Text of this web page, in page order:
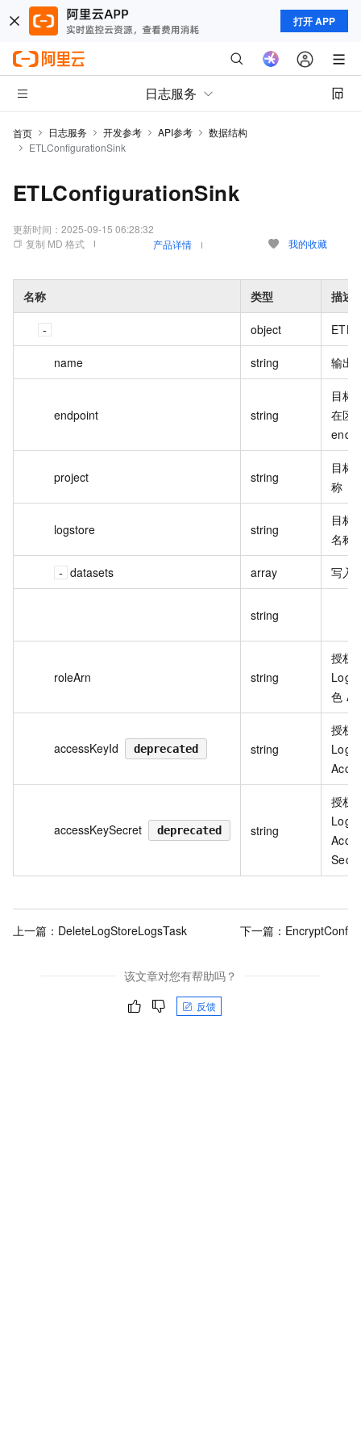
打开 APP
日志服务
首页 日志服务 开发参考 API参考
数据结构
ETLConfigurationSink
ETLConfigurationSink
更新时间： 2025-09-15 06:28:32
复制 MD 格式
产品详情 我的收藏
名称 类型 描述
object
name string 输出
endpoint string
目标
在区
project string
目标
称
logstore string
目标
名称
datasets array 写入
string
roleArn string
授权
色
accessKeyId deprecated string
授权
accessKeySecret deprecated string
授权
上一篇： DeleteLogStoreLogsTask 下一篇： EncryptConf
该文章对您有帮助吗？
反馈